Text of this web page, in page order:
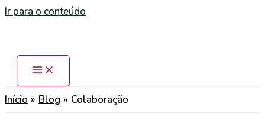
Ir para o conteúdo
Início Blog Colaboração